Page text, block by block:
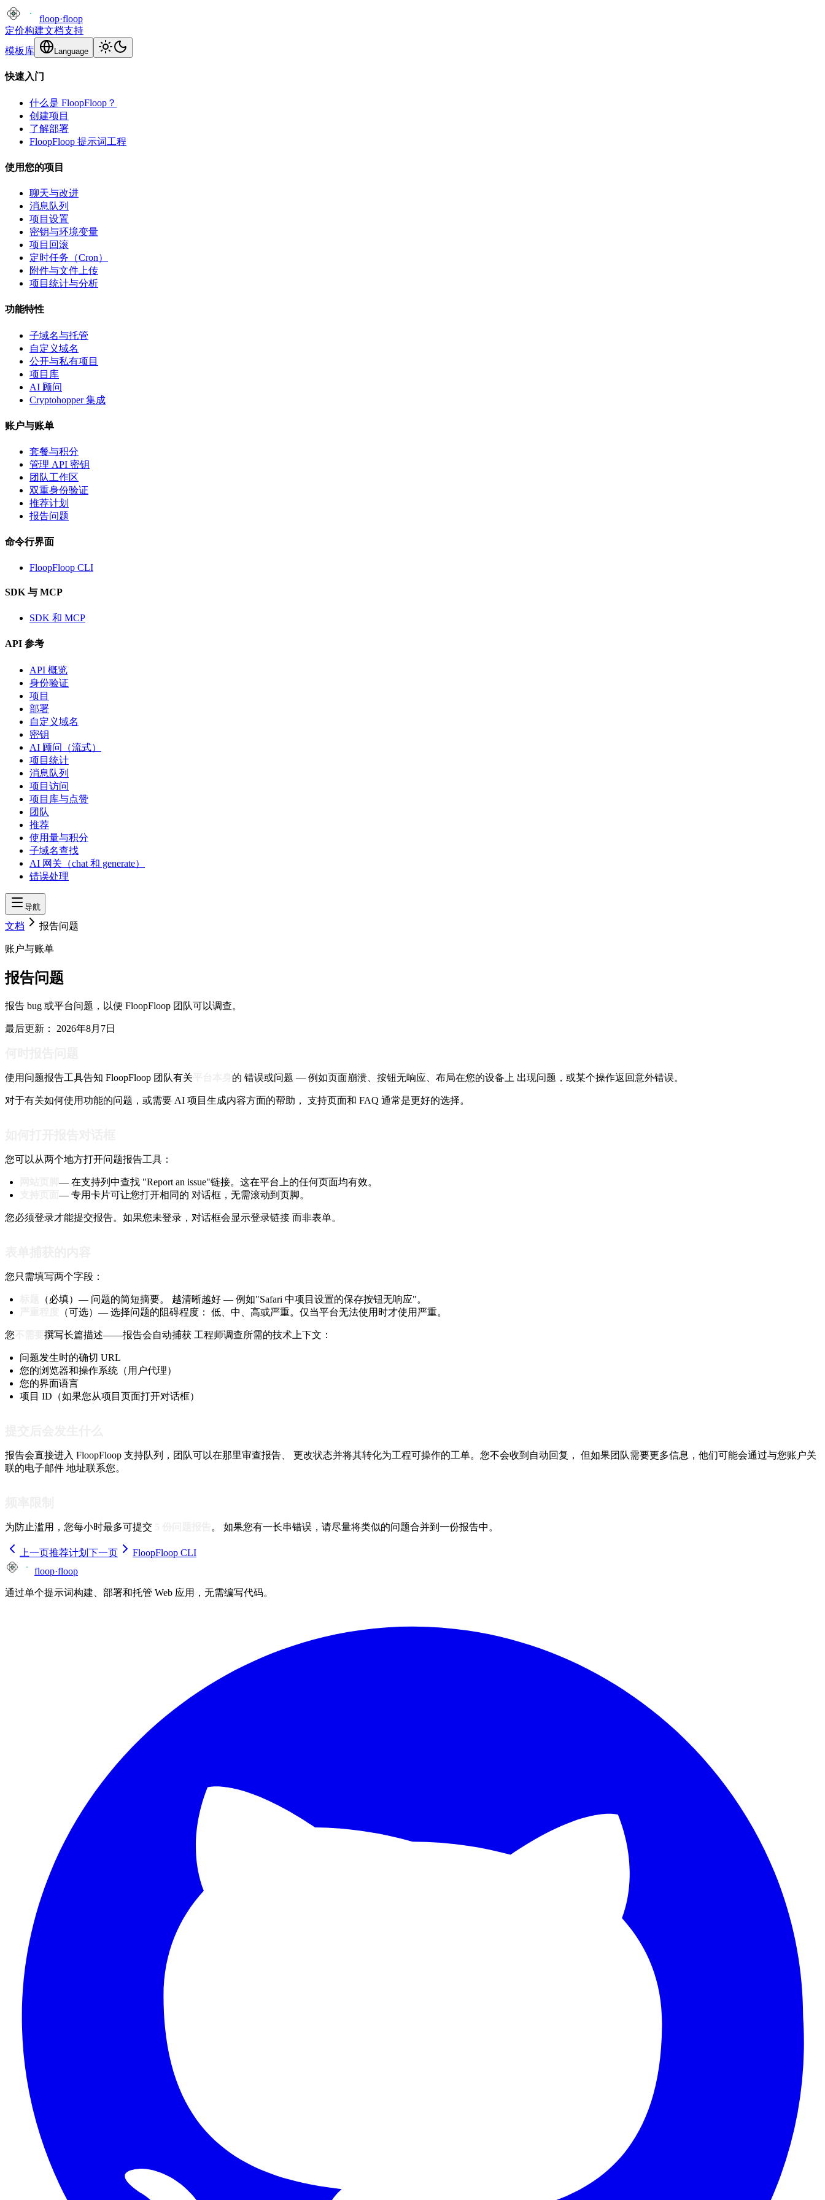
floop·floop
定价构建文档支持
模板库
Language
快速入门
什么是 FloopFloop？
创建项目
了解部署
FloopFloop 提示词工程
使用您的项目
聊天与改进
消息队列
项目设置
密钥与环境变量
项目回滚
定时任务（Cron）
附件与文件上传
项目统计与分析
功能特性
子域名与托管
自定义域名
公开与私有项目
项目库
AI 顾问
Cryptohopper 集成
账户与账单
套餐与积分
管理 API 密钥
团队工作区
双重身份验证
推荐计划
报告问题
命令行界面
FloopFloop CLI
SDK 与 MCP
SDK 和 MCP
API 参考
API 概览
身份验证
项目
部署
自定义域名
密钥
AI 顾问（流式）
项目统计
消息队列
项目访问
项目库与点赞
团队
推荐
使用量与积分
子域名查找
AI 网关（chat 和 generate）
错误处理
导航
文档 报告问题
账户与账单
报告问题
报告 bug 或平台问题，以便 FloopFloop 团队可以调查。
最后更新： 2026年8月7日
使用问题报告工具告知 FloopFloop 团队有关 的 错误或问题 — 例如页面崩溃、按钮无响应、布局在您的设备上 出现问题，或某个操作返回意外错误。
对于有关如何使用功能的问题，或需要 AI 项目生成内容方面的帮助， 支持页面和 FAQ 通常是更好的选择。
您可以从两个地方打开问题报告工具：
网站页脚— 在支持列中查找 "Report an issue"链接。这在平台上的任何页面均有效。
— 专用卡片可让您打开相同的 对话框，无需滚动到页脚。
您必须登录才能提交报告。如果您未登录，对话框会显示登录链接 而非表单。
您只需填写两个字段：
（必填）— 问题的简短摘要。 越清晰越好 — 例如"Safari 中项目设置的保存按钮无响应"。
（可选）— 选择问题的阻碍程度： 低、中、高或严重。仅当平台无法使用时才使用严重。
您 撰写长篇描述——报告会自动捕获 工程师调查所需的技术上下文：
问题发生时的确切 URL
您的浏览器和操作系统（用户代理）
您的界面语言
项目 ID（如果您从项目页面打开对话框）
报告会直接进入 FloopFloop 支持队列，团队可以在那里审查报告、 更改状态并将其转化为工程可操作的工单。您不会收到自动回复， 但如果团队需要更多信息，他们可能会通过与您账户关
联的电子邮件 地址联系您。
为防止滥用，您每小时最多可提交 。 如果您有一长串错误，请尽量将类似的问题合并到一份报告中。
上一页推荐计划 下一页
FloopFloop CLI
floop·floop
通过单个提示词构建、部署和托管 Web 应用，无需编写代码。